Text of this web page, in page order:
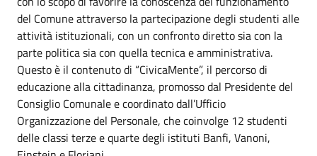
del Comune attraverso la partecipazione degli studenti alle
attività istituzionali, con un confronto diretto sia con la
parte politica sia con quella tecnica e amministrativa.
Questo è il contenuto di “CivicaMente”, il percorso di
educazione alla cittadinanza, promosso dal Presidente del
Consiglio Comunale e coordinato dall’Ufficio
Organizzazione del Personale, che coinvolge 12 studenti
delle classi terze e quarte degli istituti Banfi, Vanoni,